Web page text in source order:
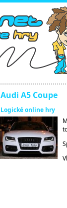
Audi A5 Coupe
Logické online hry